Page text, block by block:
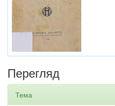
Перегляд
Тема